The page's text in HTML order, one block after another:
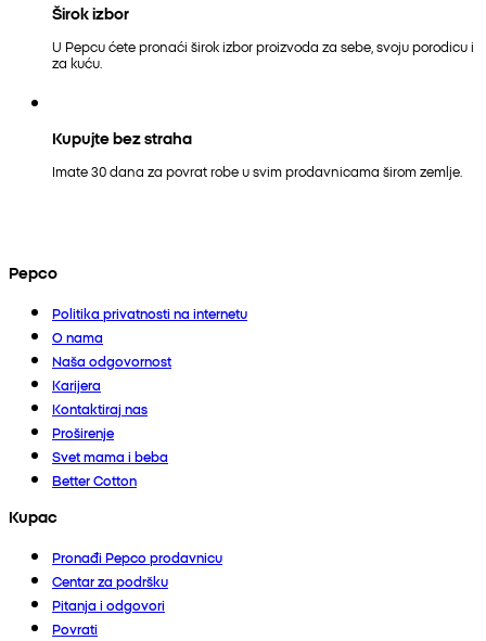
Širok izbor
U Pepcu ćete pronaći širok izbor proizvoda za sebe, svoju porodicu i
za kuću.
Kupujte bez straha
Imate 30 dana za povrat robe u svim prodavnicama širom zemlje.
Pepco
Politika privatnosti na internetu
O nama
Naša odgovornost
Karijera
Kontaktiraj nas
Proširenje
Svet mama i beba
Better Cotton
Kupac
Pronađi Pepco prodavnicu
Centar za podršku
Pitanja i odgovori
Povrati